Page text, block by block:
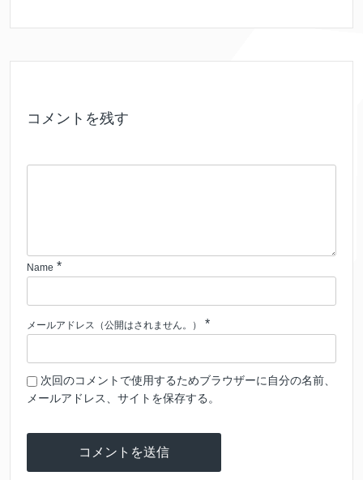
コメントを残す
Name *
メールアドレス（公開はされません。） *
次回のコメントで使用するためブラウザーに自分の名前、
メールアドレス、サイトを保存する。